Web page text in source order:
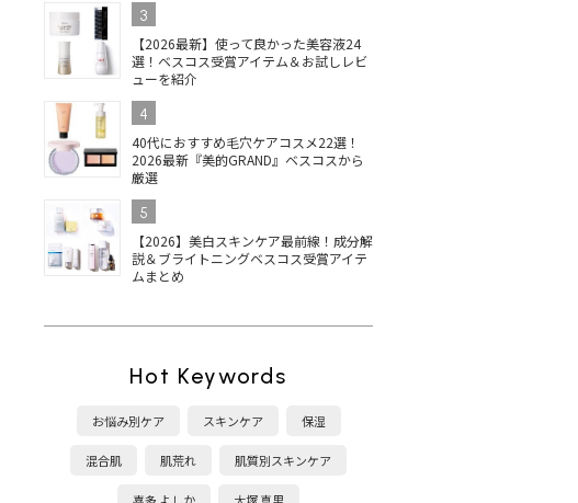
3
【2026最新】使って良かった美容液24
選！ベスコス受賞アイテム＆お試しレビ
ューを紹介
4
40代におすすめ毛穴ケアコスメ22選！
2026最新『美的GRAND』ベスコスから
厳選
5
【2026】美白スキンケア最前線！成分解
説＆ブライトニングベスコス受賞アイテ
ムまとめ
Hot Keywords
お悩み別ケア スキンケア 保湿
混合肌 肌荒れ 肌質別スキンケア